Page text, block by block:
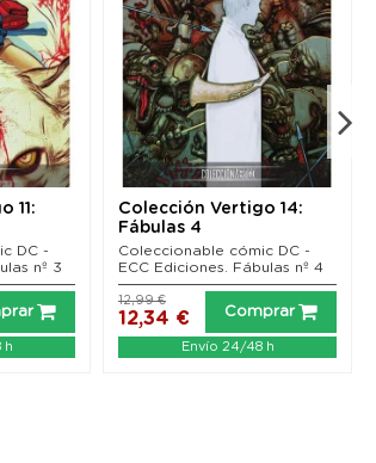
11:
DC -
nº 3
h
Colección Vertigo 14:
Fábulas 4
Coleccionable cómic DC -
ECC Ediciones. Fábulas nº 4
12,34 €
12,99 €
Comprar
Envío 24/48 h